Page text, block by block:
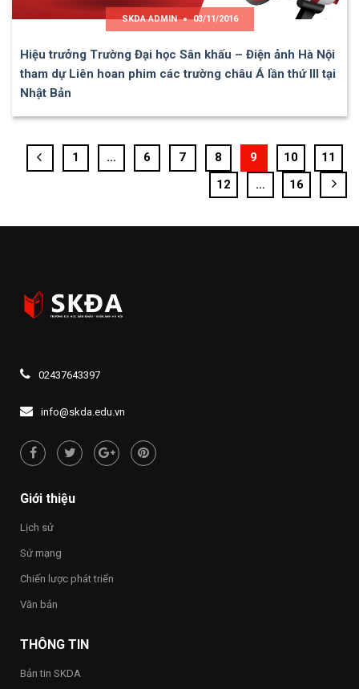
SKDA ADMIN 03/11/2016
Hiệu trưởng Trường Đại học Sân khấu – Điện ảnh Hà Nội
tham dự Liên hoan phim các trường châu Á lần thứ III tại
Nhật Bản
1 … 6 7 8 9 10
11
12
… 16
02437643397
info@skda.edu.vn
Giới thiệu
Lịch sử
Sứ mạng
Chiến lược phát triển
Văn bản
THÔNG TIN
Bản tin SKDA